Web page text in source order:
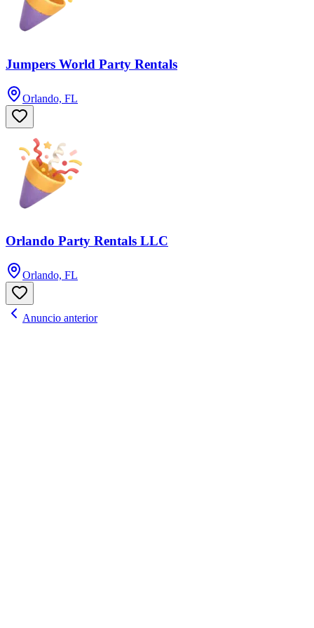
Jumpers World Party Rentals
Orlando, FL
Orlando Party Rentals LLC
Orlando, FL
Anuncio anterior